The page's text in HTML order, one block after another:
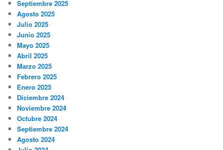
Septiembre 2025
Agosto 2025
Julio 2025
Junio 2025
Mayo 2025
Abril 2025
Marzo 2025
Febrero 2025
Enero 2025
Diciembre 2024
Noviembre 2024
Octubre 2024
Septiembre 2024
Agosto 2024